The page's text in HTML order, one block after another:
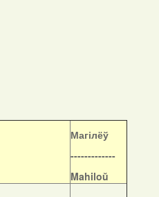
Магілёў
-------------
Mahiloŭ